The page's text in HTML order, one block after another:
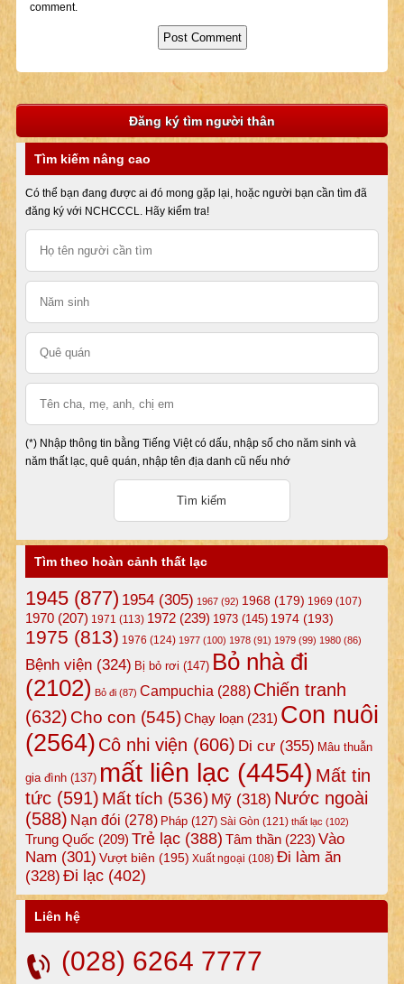
comment.
Đăng ký tìm người thân
Tìm kiếm nâng cao
Có thể bạn đang được ai đó mong gặp lại, hoặc người bạn cần tìm đã
đăng ký với NCHCCCL. Hãy kiểm tra!
(*) Nhập thông tin bằng Tiếng Việt có dấu, nhập số cho năm sinh và
năm thất lạc, quê quán, nhập tên địa danh cũ nếu nhớ
Tìm theo hoàn cảnh thất lạc
1945(877) 1954(305) 1967(92) 1968(179) 1969 (107)
1970(207) 1971 (113) 1972(239) 1973(145) 1974(193)
1975 (813) 1976 (124) 1977(100) 1978(91) 1979(99) 1980(86)
Bệnh viện(324) Bị bỏ rơi (147) Bỏ nhà đi
(2102) Bỏ đi(87) Campuchia (288) Chiến tranh
(632) Cho con (545)Chạy loạn(231) Con nuôi
(2564) Cô nhi viện (606) Di cư(355) Mâu thuẫn
gia đình(137) mất liên lạc (4454) Mất tin
tức(591) Mất tích (536) Mỹ(318) Nước ngoài
(588) Nạn đói (278) Pháp(127) Sài Gòn (121) thất lạc (102)
Trung Quốc (209) Trẻ lạc(388) Tâm thần(223) Vào
Nam (301) Vượt biên (195) Xuất ngoại (108) Đi làm ăn
(328) Đi lạc(402)
Liên hệ
(028) 6264 7777